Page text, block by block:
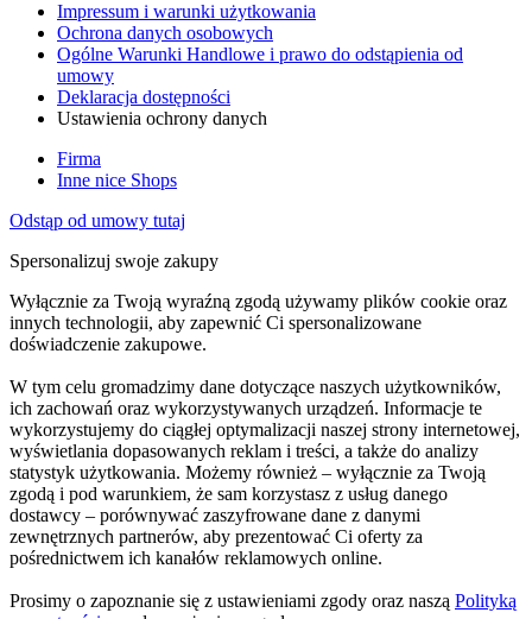
Impressum i warunki użytkowania
Ochrona danych osobowych
Ogólne Warunki Handlowe i prawo do odstąpienia od
umowy
Deklaracja dostępności
Ustawienia ochrony danych
Firma
Inne nice Shops
Odstąp od umowy tutaj
Spersonalizuj swoje zakupy
Wyłącznie za Twoją wyraźną zgodą używamy plików cookie oraz
innych technologii, aby zapewnić Ci spersonalizowane
doświadczenie zakupowe.
W tym celu gromadzimy dane dotyczące naszych użytkowników,
ich zachowań oraz wykorzystywanych urządzeń. Informacje te
wykorzystujemy do ciągłej optymalizacji naszej strony internetowej,
wyświetlania dopasowanych reklam i treści, a także do analizy
statystyk użytkowania. Możemy również – wyłącznie za Twoją
zgodą i pod warunkiem, że sam korzystasz z usług danego
dostawcy – porównywać zaszyfrowane dane z danymi
zewnętrznych partnerów, aby prezentować Ci oferty za
pośrednictwem ich kanałów reklamowych online.
Prosimy o zapoznanie się z ustawieniami zgody oraz naszą Polityką